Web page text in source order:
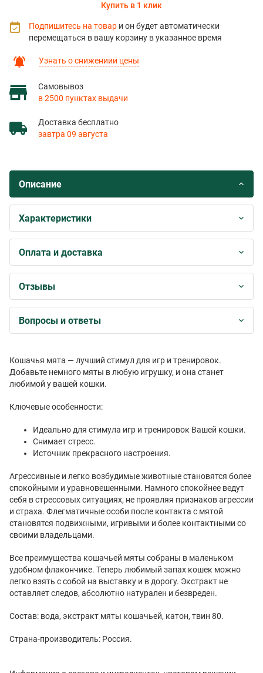
Узнать о снижениии цены
Самовывоз
в 2500 пунктах выдачи
Доставка бесплатно
завтра 09 августа
Купить в 1 клик
Подпишитесь на товар и он будет автоматически
перемещаться в вашу корзину в указанное время
Описание
Характеристики
Оплата и доставка
Отзывы
Вопросы и ответы
Кошачья мята — лучший стимул для игр и тренировок.
Добавьте немного мяты в любую игрушку, и она станет
любимой у вашей кошки.
Ключевые особенности:
Идеально для стимула игр и тренировок Вашей кошки.
Снимает стресс.
Источник прекрасного настроения.
Агрессивные и легко возбудимые животные становятся более
спокойными и уравновешенными. Намного спокойнее ведут
себя в стрессовых ситуациях, не проявляя признаков агрессии
и страха. Флегматичные особи после контакта с мятой
становятся подвижными, игривыми и более контактными со
своими владельцами.
Все преимущества кошачьей мяты собраны в маленьком
удобном флакончике. Теперь любимый запах кошек можно
легко взять с собой на выставку и в дорогу. Экстракт не
оставляет следов, абсолютно натурален и безвреден.
Состав: вода, экстракт мяты кошачьей, катон, твин 80.
Страна-производитель: Россия.